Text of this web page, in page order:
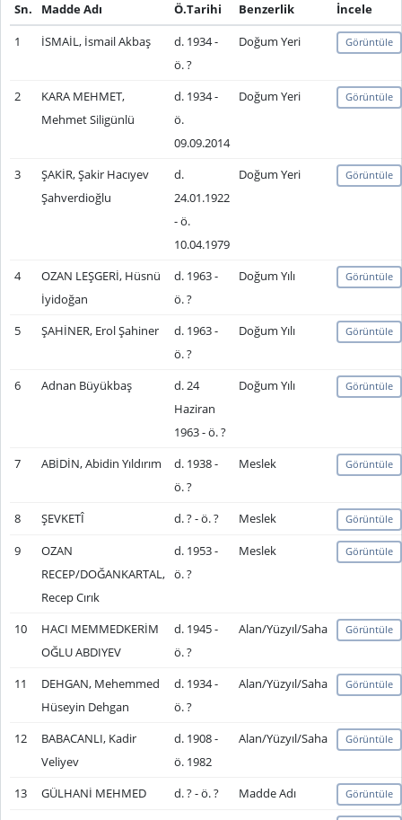
Sn. Madde Adı
Ö.Tarihi
Benzerlik
İncele
1
İSMAİL, İsmail Akbaş
d. 1934 -
ö. ?
Doğum Yeri Görüntüle
2
KARA MEHMET,
Mehmet Siligünlü
d. 1934 -
ö.
09.09.2014
Doğum Yeri Görüntüle
3
ŞAKİR, Şakir Hacıyev
Şahverdioğlu
d.
24.01.1922
- ö.
10.04.1979
Doğum Yeri Görüntüle
4
OZAN LEŞGERİ, Hüsnü
İyidoğan
d. 1963 -
ö. ?
Doğum Yılı Görüntüle
5 ŞAHİNER, Erol Şahiner
d. 1963 -
ö. ?
Doğum Yılı Görüntüle
6 Adnan Büyükbaş
d. 24
Haziran
1963 - ö. ?
Doğum Yılı Görüntüle
7 ABİDİN, Abidin Yıldırım
d. 1938 -
ö. ?
Meslek Görüntüle
8 ŞEVKETÎ d. ? - ö. ? Meslek Görüntüle
9
OZAN
RECEP/DOĞANKARTAL,
Recep Cırık
d. 1953 -
ö. ?
Meslek Görüntüle
10
HACI MEMMEDKERİM
OĞLU ABDIYEV
d. 1945 -
ö. ?
Alan/Yüzyıl/Saha Görüntüle
11
DEHGAN, Mehemmed
Hüseyin Dehgan
d. 1934 -
ö. ?
Alan/Yüzyıl/Saha Görüntüle
12
BABACANLI, Kadir
Veliyev
d. 1908 -
ö. 1982
Alan/Yüzyıl/Saha Görüntüle
13 GÜLHANİ MEHMED d. ? - ö. ? Madde Adı Görüntüle